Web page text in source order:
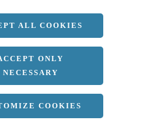
ALL COOKIES
ONLY
NECESSARY
COOKIES